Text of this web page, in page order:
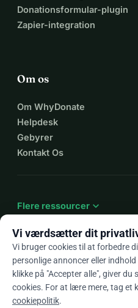
Donationsformular-plugin
Zapier-integration
Om os
Om WhyDonate
Helpdesk
Gebyrer
Kontakt Os
Flere ressourcer expand_more
Daarrow_drop_down
★★★★★4,9 / 5 baseret på
Vi værdsætter dit
Vi bruger cookies til at forbedre
personlige annoncer eller
klikke på "Accepter alle", giver
cookies. For at lære mere, tag et
cookiepolitik.